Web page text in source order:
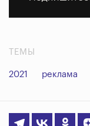
ТЕМЫ
2021 реклама